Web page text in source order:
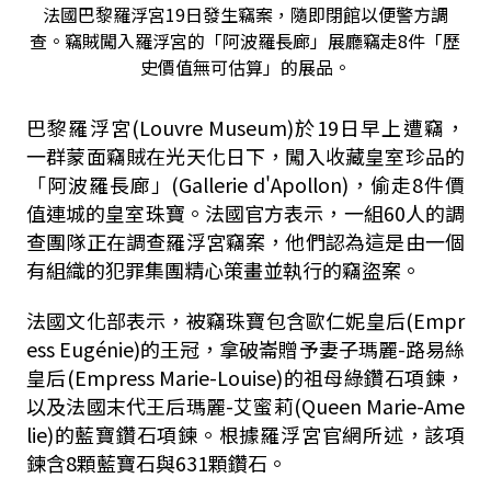
法國巴黎羅浮宮19日發生竊案，隨即閉館以便警方調
查。竊賊闖入羅浮宮的「阿波羅長廊」展廳竊走8件「歷
史價值無可估算」的展品。
巴黎羅浮宮(Louvre Museum)於19日早上遭竊，
一群蒙面竊賊在光天化日下，闖入收藏皇室珍品的
「阿波羅長廊」(Gallerie d'Apollon)，偷走8件價
值連城的皇室珠寶。法國官方表示，一組60人的調
查團隊正在調查羅浮宮竊案，他們認為這是由一個
有組織的犯罪集團精心策畫並執行的竊盜案。
法國文化部表示，被竊珠寶包含歐仁妮皇后(Empr
ess Eugénie)的王冠，拿破崙贈予妻子瑪麗-路易絲
皇后(Empress Marie-Louise)的祖母綠鑽石項鍊，
以及法國末代王后瑪麗-艾蜜莉(Queen Marie-Ame
lie)的藍寶鑽石項鍊。根據羅浮宮官網所述，該項
鍊含8顆藍寶石與631顆鑽石。